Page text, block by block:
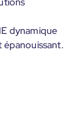
dynamique
épanouissant.